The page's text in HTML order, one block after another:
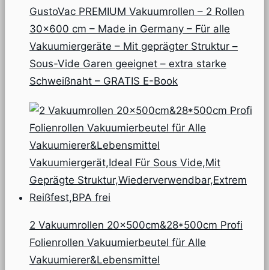
GustoVac PREMIUM Vakuumrollen – 2 Rollen
30×600 cm – Made in Germany – Für alle
Vakuumiergeräte – Mit geprägter Struktur –
Sous-Vide Garen geeignet – extra starke
Schweißnaht – GRATIS E-Book
2 Vakuumrollen 20x500cm&28*500cm Profi
Folienrollen Vakuumierbeutel für Alle
Vakuumierer&Lebensmittel